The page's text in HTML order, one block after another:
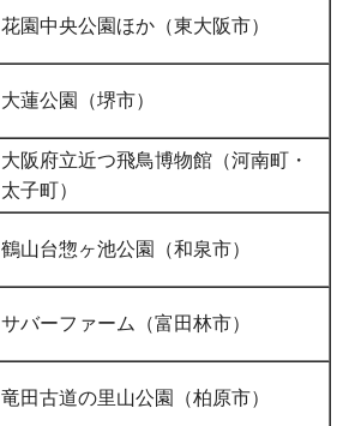
花園中央公園ほか（東大阪市）
大蓮公園（堺市）
大阪府立近つ飛鳥博物館（河南町・
太子町）
鶴山台惣ヶ池公園（和泉市）
サバーファーム（富田林市）
竜田古道の里山公園（柏原市）